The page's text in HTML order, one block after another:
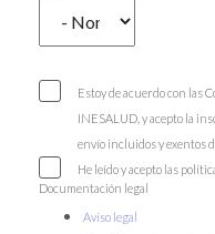
Estoy de acuerdo con las
INESALUD, y acepto la
envío incluidos y exentos
He leído y acepto las
Documentación legal
Aviso legal